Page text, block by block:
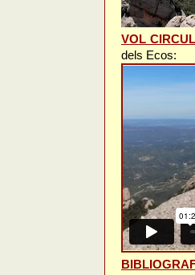
VOL
dels Ecos: